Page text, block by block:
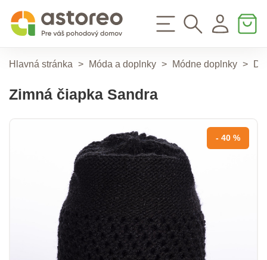
Hlavná stránka > Móda a doplnky > Módne doplnky >
Zimná čiapka Sandra
- 40 %